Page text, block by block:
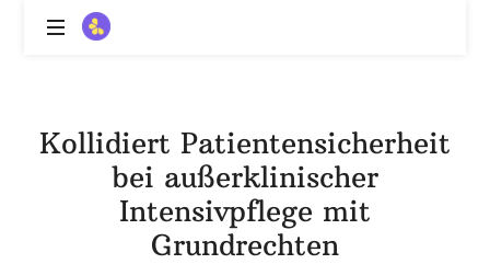
ZitronenBitter
Intensivpflege
Kollidiert Patientensicherheit
bei außerklinischer
Intensivpflege mit
Grundrechten